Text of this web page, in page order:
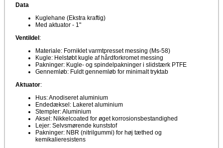
Data
Kuglehane (Ekstra kraftig)
Med aktuator - 1"
Ventildel:
Materiale: Forniklet varmtpresset messing (Ms-58)
Kugle: Helstøbt kugle af hårdforkromet messing
Pakninger: Kugle- og spindelpakninger i slidstærk PTFE
Gennemløb: Fuldt gennemløb for minimalt tryktab
Aktuator:
Hus: Anodiseret aluminium
Endedæksel: Lakeret aluminium
Stempler: Aluminium
Aksel: Nikkelcoated for øget korrosionsbestandighed
Lejer: Selvsmørende kunststof
Pakninger: NBR (nitrilgummi) for høj tæthed og
kemikalieresistens